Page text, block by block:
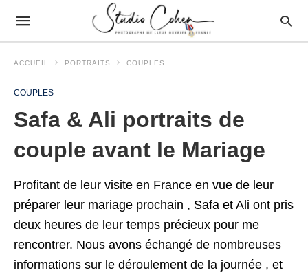
ACCUEIL PORTRAITS COUPLES
COUPLES
Safa & Ali portraits de
couple avant le Mariage
Profitant de leur visite en France en vue de leur
préparer leur mariage prochain , Safa et Ali ont pris
deux heures de leur temps précieux pour me
rencontrer. Nous avons échangé de nombreuses
informations sur le déroulement de la journée , et